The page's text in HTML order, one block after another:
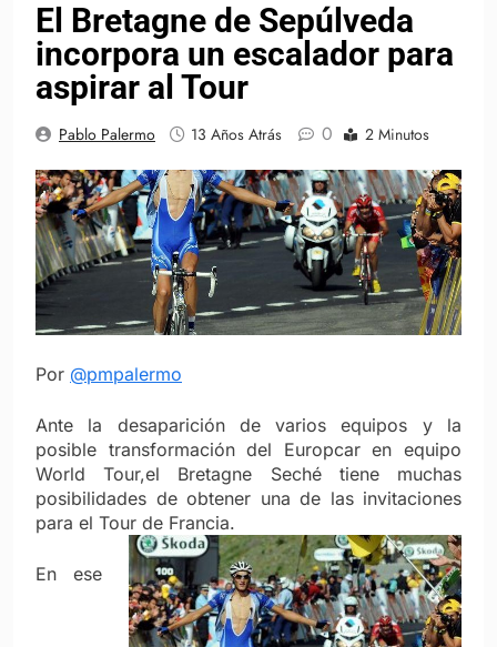
El Bretagne de Sepúlveda
incorpora un escalador para
aspirar al Tour
Pablo Palermo 13 Años Atrás 0 2 Minutos
Por @pmpalermo
Ante la desaparición de varios equipos y la
posible transformación del Europcar en equipo
World Tour,el Bretagne Seché tiene muchas
posibilidades de obtener una de las invitaciones
para el Tour de Francia.
En ese